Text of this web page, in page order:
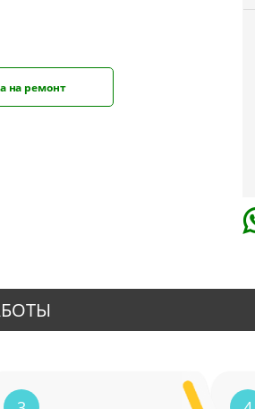
на ремонт